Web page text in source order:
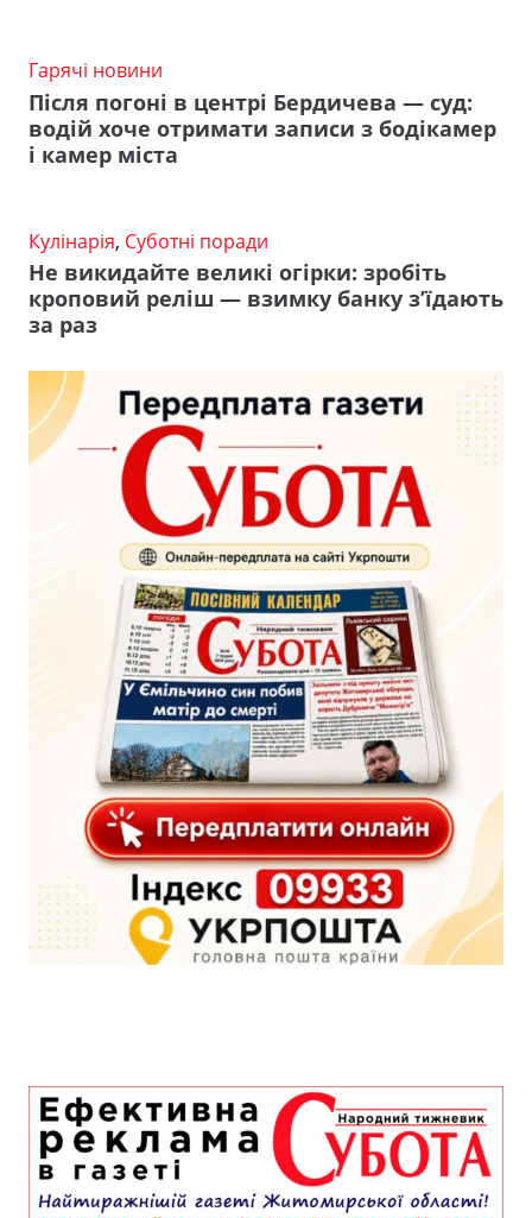
Гарячі новини
Після погоні в центрі Бердичева — суд:
водій хоче отримати записи з бодікамер
і камер міста
Кулінарія, Суботні поради
Не викидайте великі огірки: зробіть
кроповий реліш — взимку банку з’їдають
за раз